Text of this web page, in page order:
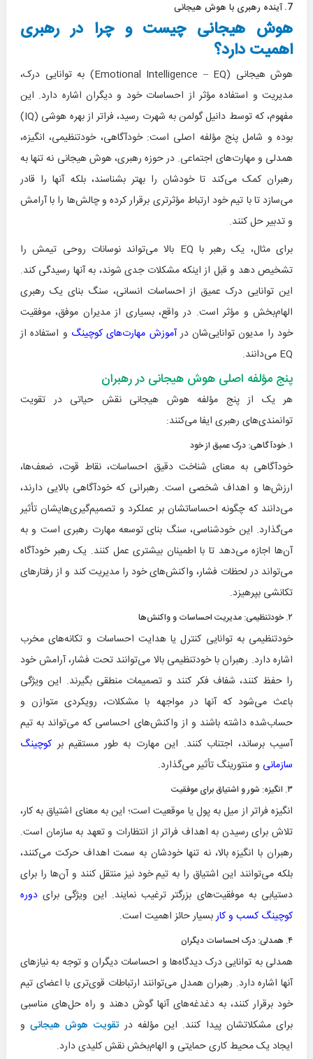
آینده رهبری با هوش هیجانی
هوش هیجانی چیست و چرا در رهبری
اهمیت دارد؟
هوش هیجانی (Emotional Intelligence – EQ) به توانایی درک،
مدیریت و استفاده مؤثر از احساسات خود و دیگران اشاره دارد. این
مفهوم، که توسط دانیل گولمن به شهرت رسید، فراتر از بهره هوشی (IQ)
بوده و شامل پنج مؤلفه اصلی است: خودآگاهی، خودتنظیمی، انگیزه،
همدلی و مهارت‌های اجتماعی. در حوزه رهبری، هوش هیجانی نه تنها به
رهبران کمک می‌کند تا خودشان را بهتر بشناسند، بلکه آنها را قادر
می‌سازد تا با تیم خود ارتباط مؤثرتری برقرار کرده و چالش‌ها را با آرامش
و تدبیر حل کنند.
برای مثال، یک رهبر با EQ بالا می‌تواند نوسانات روحی تیمش را
تشخیص دهد و قبل از اینکه مشکلات جدی شوند، به آنها رسیدگی کند.
این توانایی درک عمیق از احساسات انسانی، سنگ بنای یک رهبری
الهام‌بخش و مؤثر است. در واقع، بسیاری از مدیران موفق، موفقیت
خود را مدیون توانایی‌شان درآموزش مهارت‌های کوچینگ و استفاده از
EQ می‌دانند.
پنج مؤلفه اصلی هوش هیجانی در رهبران
هر یک از پنج مؤلفه هوش هیجانی نقش حیاتی در تقویت
توانمندی‌های رهبری ایفا می‌کنند:
۱. خودآگاهی: درک عمیق از خود
خودآگاهی به معنای شناخت دقیق احساسات، نقاط قوت، ضعف‌ها،
ارزش‌ها و اهداف شخصی است. رهبرانی که خودآگاهی بالایی دارند،
می‌دانند که چگونه احساساتشان بر عملکرد و تصمیم‌گیری‌هایشان تأثیر
می‌گذارد. این خودشناسی، سنگ بنای توسعه مهارت رهبری است و به
آن‌ها اجازه می‌دهد تا با اطمینان بیشتری عمل کنند. یک رهبر خودآگاه
می‌تواند در لحظات فشار، واکنش‌های خود را مدیریت کند و از رفتارهای
تکانشی بپرهیزد.
۲. خودتنظیمی: مدیریت احساسات و واکنش‌ها
خودتنظیمی به توانایی کنترل یا هدایت احساسات و تکانه‌های مخرب
اشاره دارد. رهبران با خودتنظیمی بالا می‌توانند تحت فشار، آرامش خود
را حفظ کنند، شفاف فکر کنند و تصمیمات منطقی بگیرند. این ویژگی
باعث می‌شود که آنها در مواجهه با مشکلات، رویکردی متوازن و
حساب‌شده داشته باشند و از واکنش‌های احساسی که می‌تواند به تیم
آسیب برساند، اجتناب کنند. این مهارت به طور مستقیم بر کوچینگ
سازمانی و منتورینگ تأثیر می‌گذارد.
۳. انگیزه: شور و اشتیاق برای موفقیت
انگیزه فراتر از میل به پول یا موقعیت است؛ این به معنای اشتیاق به کار،
تلاش برای رسیدن به اهداف فراتر از انتظارات و تعهد به سازمان است.
رهبران با انگیزه بالا، نه تنها خودشان به سمت اهداف حرکت می‌کنند،
بلکه می‌توانند این اشتیاق را به تیم خود نیز منتقل کنند و آن‌ها را برای
دستیابی به موفقیت‌های بزرگتر ترغیب نمایند. این ویژگی برای دوره
کوچینگ کسب و کاربسیار حائز اهمیت است.
۴. همدلی: درک احساسات دیگران
همدلی به توانایی درک دیدگاه‌ها و احساسات دیگران و توجه به نیازهای
آنها اشاره دارد. رهبران همدل می‌توانند ارتباطات قوی‌تری با اعضای تیم
خود برقرار کنند، به دغدغه‌های آنها گوش دهند و راه حل‌های مناسبی
برای مشکلاتشان پیدا کنند. این مؤلفه درتقویت هوش هیجانیو
ایجاد یک محیط کاری حمایتی و الهام‌بخش نقش کلیدی دارد.